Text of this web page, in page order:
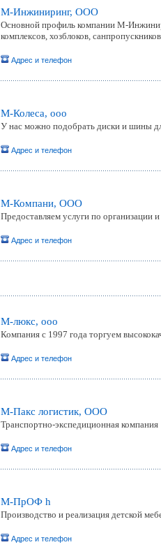
М-Инжиниринг, ООО
Основной профиль компании М-
комплексов, хозблоков, санпропускников
Адрес и телефон
М-Колеса, ооо
У нас можно подобрать диски и шины
Адрес и телефон
М-Компани, ООО
Предоставляем услуги по организации
Адрес и телефон
М-люкс, ооо
Компания с 1997 года торгуем
Адрес и телефон
М-Пакс логистик, ООО
Транспортно-экспедиционная компания
Адрес и телефон
М-ПрОФ h
Производство и реализация детской
Адрес и телефон